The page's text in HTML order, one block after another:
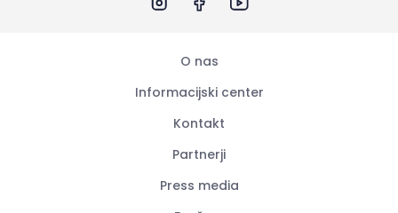
O nas
Informacijski center
Kontakt
Partnerji
Press media